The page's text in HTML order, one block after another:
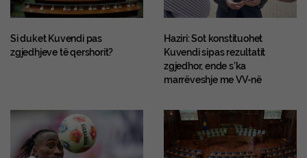
Si duket Kuvendi pas
zgjedhjeve të qershorit?
Haziri: Sot konstituohet
Kuvendi sipas rezultatit
zgjedhor, ende s’ka
marrëveshje me VV-në